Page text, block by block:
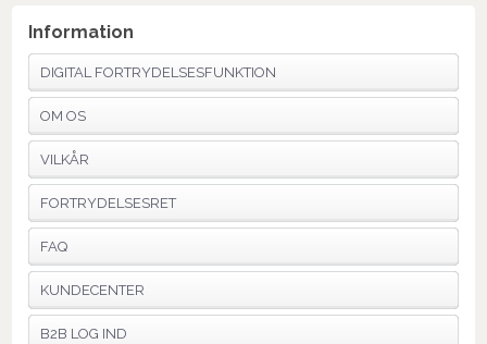
Information
DIGITAL FORTRYDELSESFUNKTION
OM OS
VILKÅR
FORTRYDELSESRET
FAQ
KUNDECENTER
B2B LOG IND